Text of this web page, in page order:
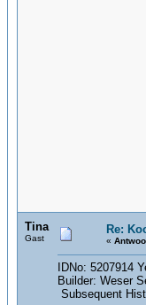
Tina
Gast
Re:
«
IDNo: 5207914
Builder: Weser
Subsequent